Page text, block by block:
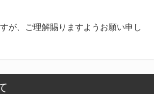
が、ご理解賜りますようお願い申し